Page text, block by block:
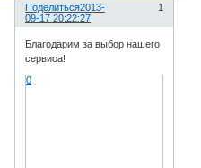
Поделиться 1
2013-
09-17 20:22:27
Благодарим за выбор нашего
сервиса!
0